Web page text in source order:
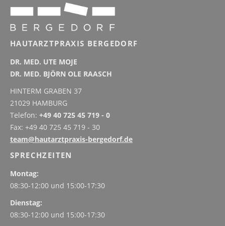
HAUTARZTPRAXIS BERGEDORF
DR. MED. UTE MOJE
DR. MED. BJÖRN OLE RAASCH
HINTERM GRABEN 37
21029 HAMBURG
Telefon: +49 40 725 45 719 - 0
Fax: +49 40 725 45 719 - 30
team@hautarztpraxis-bergedorf.de
SPRECHZEITEN
Montag:
08:30-12:00 und 15:00-17:30
Dienstag:
08:30-12:00 und 15:00-17:30